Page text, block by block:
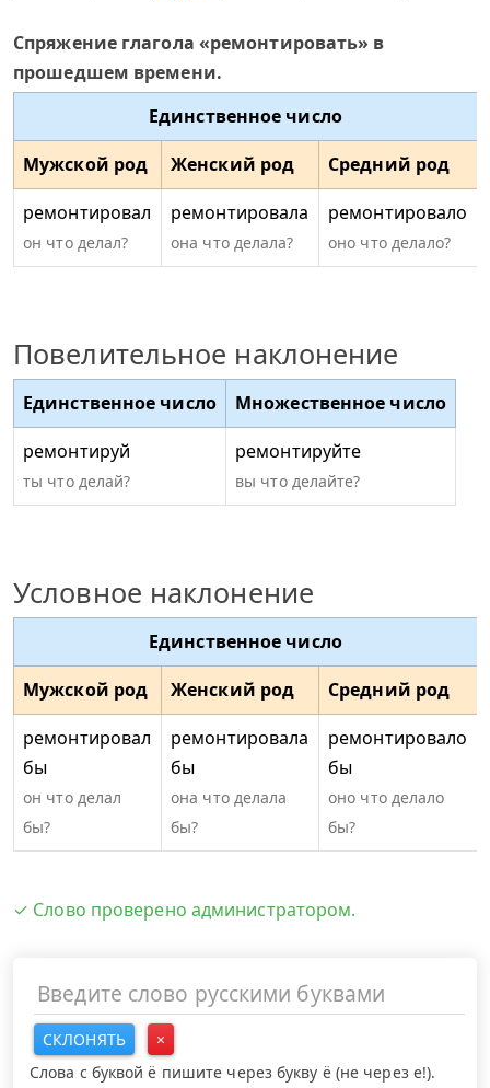
Спряжение глагола «ремонтировать» в
прошедшем времени.
Единственное число
Мужской род
Женский род
Средний род
ремонтировал
он что делал?
ремонтировала
она что делала?
ремонтировало
оно что делало?
Повелительное наклонение
Единственное число
Множественное число
ремонтируй
ты что делай?
ремонтируйте
вы что делайте?
Условное наклонение
Единственное число
Мужской род
Женский род
Средний род
ремонтировал
бы
он что делал
бы?
ремонтировала
бы
она что делала
бы?
ремонтировало
бы
оно что делало
бы?
✓ Слово проверено администратором.
СКЛОНЯТЬ
×
Слова с буквой ё пишите через букву ё (не через е!).